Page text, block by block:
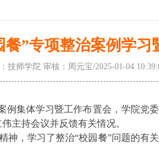
”专项整治案例学习
技师学院 审核：周元宝/2025-01-04
例集体学习暨工作布置会，学院党
主持会议并反馈有关情况。
，学习了整治“校园餐”问题的有